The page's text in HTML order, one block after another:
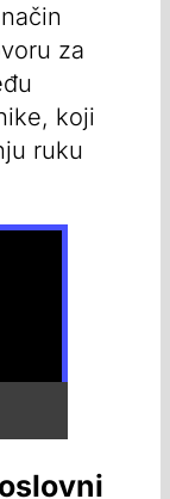
za
koji
ruku